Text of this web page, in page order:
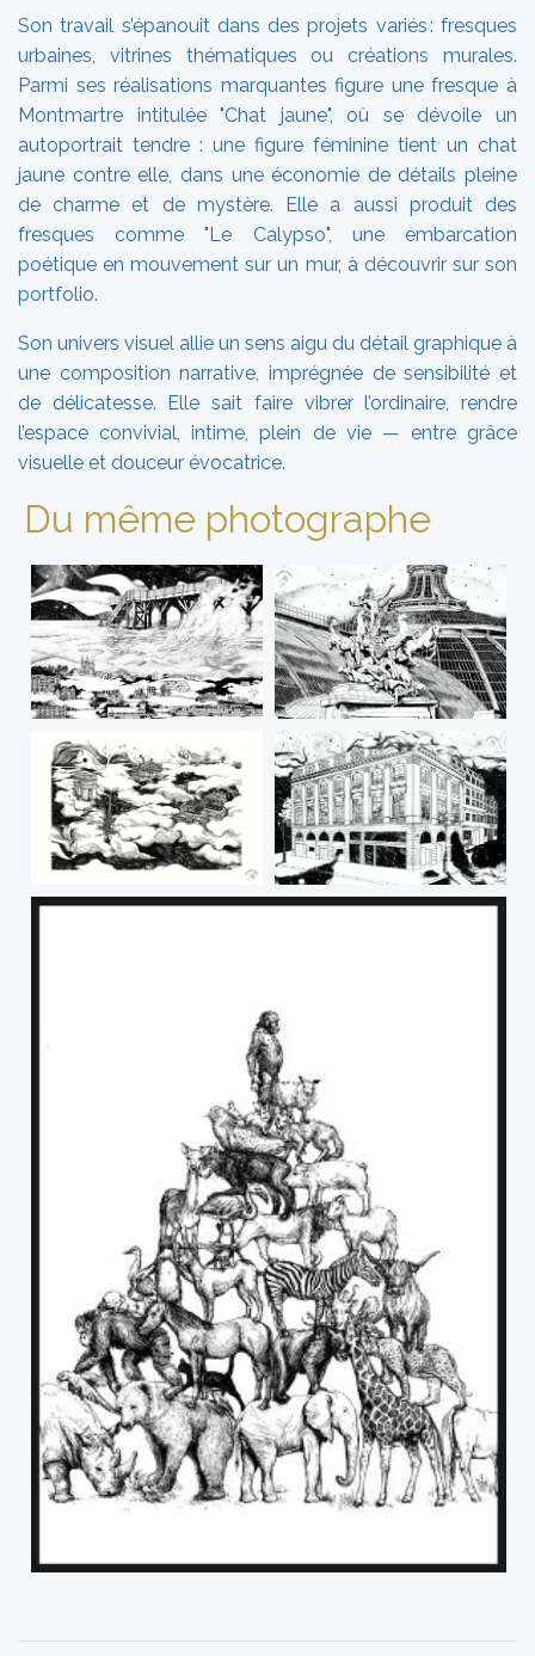
Son travail s’épanouit dans des projets variés : fresques
urbaines, vitrines thématiques ou créations murales.
Parmi ses réalisations marquantes figure une fresque à
Montmartre intitulée "Chat jaune", où se dévoile un
autoportrait tendre : une figure féminine tient un chat
jaune contre elle, dans une économie de détails pleine
de charme et de mystère. Elle a aussi produit des
fresques comme "Le Calypso", une embarcation
poétique en mouvement sur un mur, à découvrir sur son
portfolio.
Son univers visuel allie un sens aigu du détail graphique à
une composition narrative, imprégnée de sensibilité et
de délicatesse. Elle sait faire vibrer l’ordinaire, rendre
l’espace convivial, intime, plein de vie — entre grâce
visuelle et douceur évocatrice.
Du même photographe